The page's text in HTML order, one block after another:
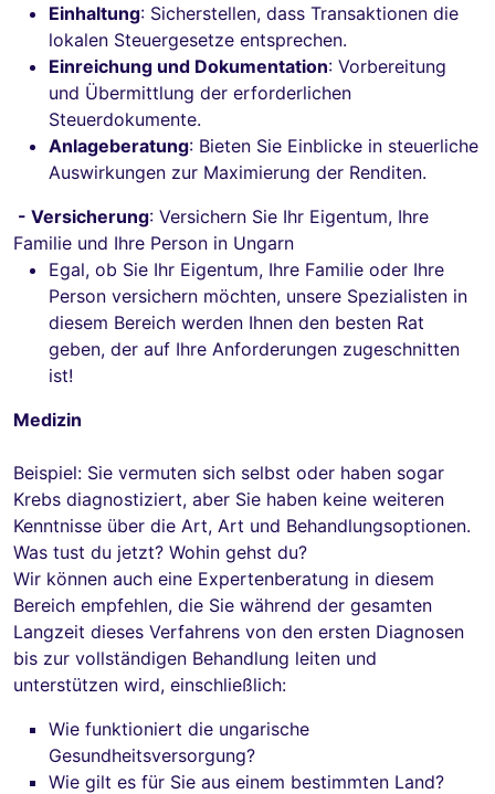
Einhaltung: Sicherstellen, dass Transaktionen die
lokalen Steuergesetze entsprechen.
Einreichung und Dokumentation: Vorbereitung
und Übermittlung der erforderlichen
Steuerdokumente.
Anlageberatung: Bieten Sie Einblicke in steuerliche
Auswirkungen zur Maximierung der Renditen.
- Versicherung: Versichern Sie Ihr Eigentum, Ihre
Familie und Ihre Person in Ungarn
Egal, ob Sie Ihr Eigentum, Ihre Familie oder Ihre
Person versichern möchten, unsere Spezialisten in
diesem Bereich werden Ihnen den besten Rat
geben, der auf Ihre Anforderungen zugeschnitten
ist!
Medizin
Beispiel: Sie vermuten sich selbst oder haben sogar
Krebs diagnostiziert, aber Sie haben keine weiteren
Kenntnisse über die Art, Art und Behandlungsoptionen.
Was tust du jetzt? Wohin gehst du?
Wir können auch eine Expertenberatung in diesem
Bereich empfehlen, die Sie während der gesamten
Langzeit dieses Verfahrens von den ersten Diagnosen
bis zur vollständigen Behandlung leiten und
unterstützen wird, einschließlich:
Wie funktioniert die ungarische
Gesundheitsversorgung?
Wie gilt es für Sie aus einem bestimmten Land?